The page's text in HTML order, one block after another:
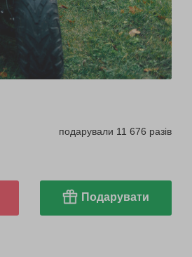
подарували 11 676 разів
Подарувати